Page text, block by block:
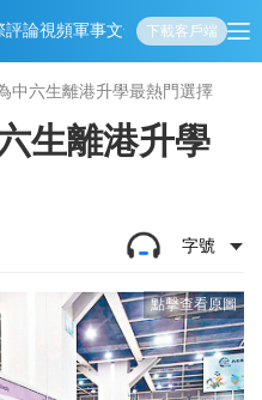
評論視頻軍事文化 娛樂生活教育體
下載客戶端
中六生離港升學最熱門選擇
生離港升學
字號